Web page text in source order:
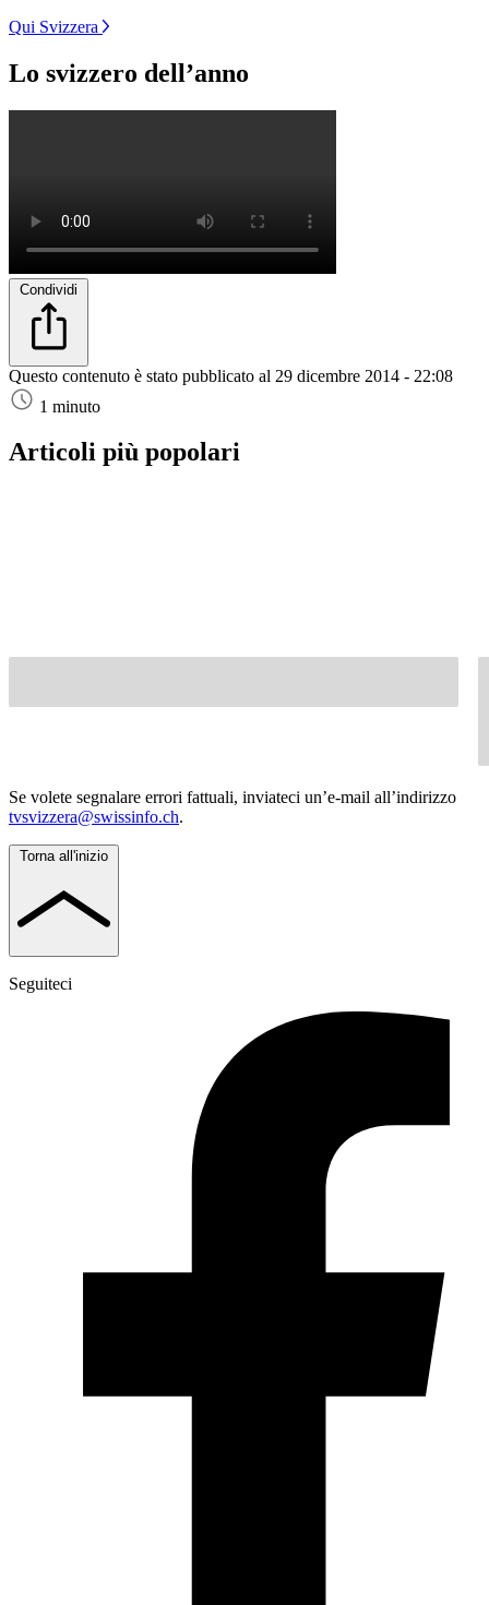
Qui Svizzera
Lo svizzero dell’anno
Condividi
Questo contenuto è stato pubblicato al 29 dicembre 2014 - 22:08
1 minuto
Articoli più popolari
Se volete segnalare errori fattuali, inviateci un’e-mail all’indirizzo
tvsvizzera@swissinfo.ch.
Torna all'inizio
Seguiteci